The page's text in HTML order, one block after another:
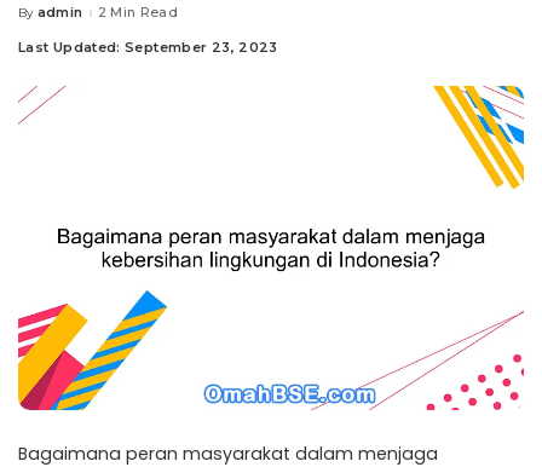
Posted
By admin 2 Min Read
Last Updated: September 23, 2023
Bagaimana peran masyarakat dalam menjaga